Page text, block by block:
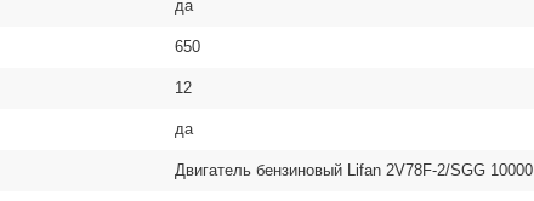
да
650
12
да
Двигатель бензиновый Lifan 2V78F-2/SGG 10000